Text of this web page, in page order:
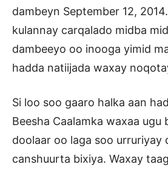
dambeyn September 12,
kulannay carqalado midba
dambeeyo oo inooga yimid
hadda natiijada waxay
Si loo soo gaaro halka aan
Beesha Caalamka waxaa ugu
doolaar oo laga soo urruriyay
canshuurta bixiya. Waxay